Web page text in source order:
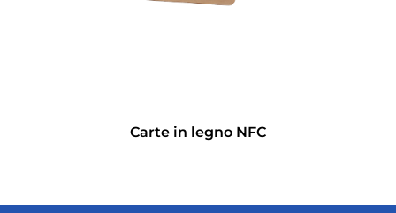
Carte in legno NFC